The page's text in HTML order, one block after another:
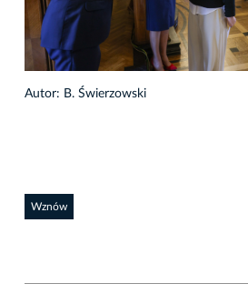
Autor: B. Świerzowski
Wznów